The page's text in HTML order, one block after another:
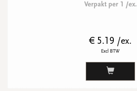
Verpakt per 1 /ex.
€ 5.19 /ex.
Excl BTW